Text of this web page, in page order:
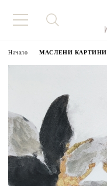
Начало МАСЛЕНИ КАРТИНИ